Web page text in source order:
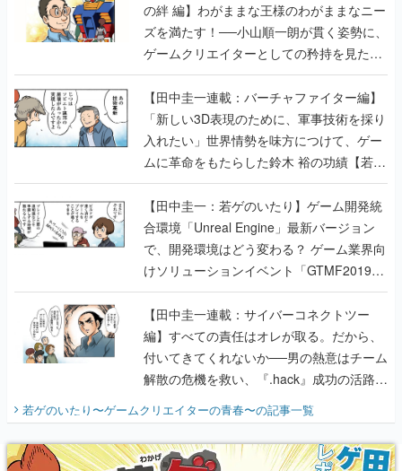
【若ゲのいたり最終回】
【田中圭一連載：バーチャファイター編】
「新しい3D表現のために、軍事技術を採り
入れたい」世界情勢を味方につけて、ゲー
ムに革命をもたらした鈴木 裕の功績【若ゲ
のいたり】
【田中圭一：若ゲのいたり】ゲーム開発統
合環境「Unreal Engine」最新バージョン
で、開発環境はどう変わる？ ゲーム業界向
けソリューションイベント「GTMF2019」
に行って、より理解を深めよう【PR】
【田中圭一連載：サイバーコネクトツー
編】すべての責任はオレが取る。だから、
付いてきてくれないか──男の熱意はチーム
解散の危機を救い、『.hack』成功の活路を
開く。業界の快男児・松山 洋に流れる血は
『少年ジャンプ』色だった【若ゲのいた
り】
若ゲのいたり〜ゲームクリエイターの青春〜の記事一覧